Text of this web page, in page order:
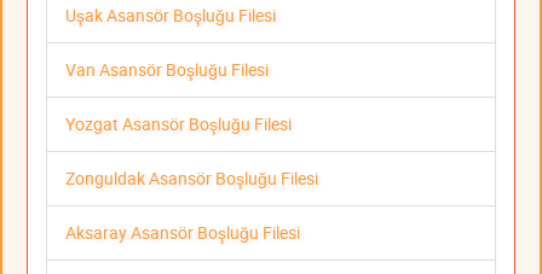
Uşak Asansör Boşluğu Filesi
Van Asansör Boşluğu Filesi
Yozgat Asansör Boşluğu Filesi
Zonguldak Asansör Boşluğu Filesi
Aksaray Asansör Boşluğu Filesi